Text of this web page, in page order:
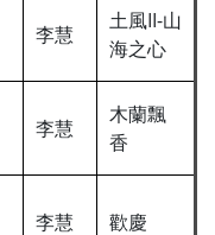
李慧
土風II-山
海之心
李慧
木蘭飄
香
李慧 歡慶